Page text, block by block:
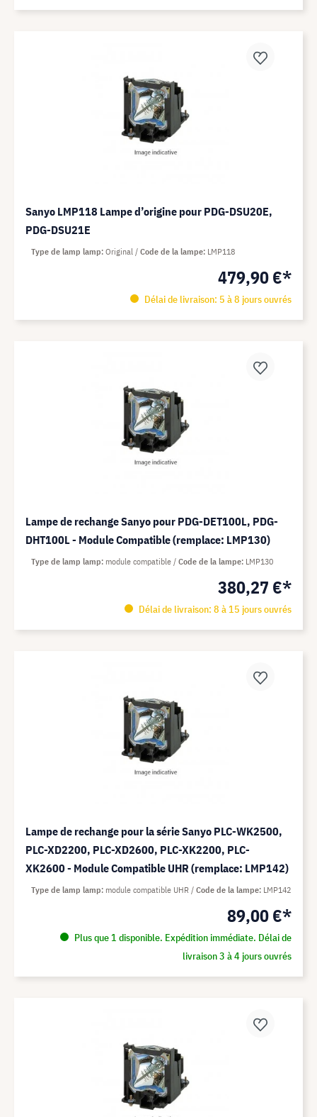
Sanyo LMP118 Lampe d’origine pour PDG-DSU20E,
PDG-DSU21E
479,90 €*
Délai de livraison: 5 à 8 jours ouvrés
Type de lamp lamp Original Code de la lampe LMP118
Lampe de rechange Sanyo pour PDG-DET100L, PDG-
DHT100L - Module Compatible (remplace: LMP130)
380,27 €*
Délai de livraison: 8 à 15 jours ouvrés
Type de lamp lamp module compatible Code de la lampe LMP130
Lampe de rechange pour la série Sanyo PLC-WK2500,
PLC-XD2200, PLC-XD2600, PLC-XK2200, PLC-
XK2600 - Module Compatible UHR (remplace: LMP142)
89,00 €*
Plus que 1 disponible. Expédition immédiate. Délai de
livraison 3 à 4 jours ouvrés
Type de lamp lamp module compatible UHR Code de la lampe LMP142